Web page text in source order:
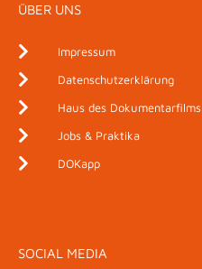
ÜBER UNS
Impressum
Datenschutzerklärung
Haus des Dokumentarfilms
Jobs & Praktika
DOKapp
SOCIAL MEDIA